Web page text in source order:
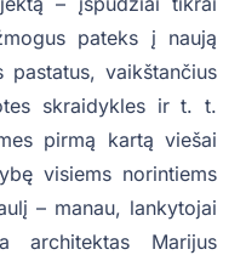
pateks į naują
pastatus, vaikštančius
skraidykles ir t. t.
pirmą kartą viešai
visiems norintiems
– manau, lankytojai
architektas Marijus